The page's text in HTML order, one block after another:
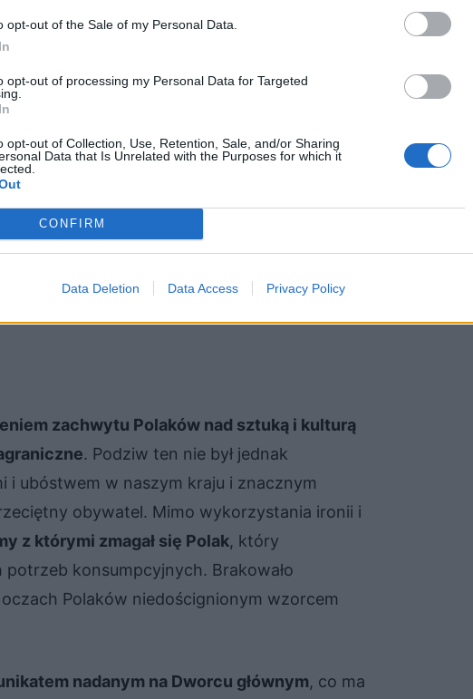
opt-out of the Sale of my Personal Data.
opt-out of processing my Personal Data for Targeted
opt-out of Collection, Use, Retention, Sale, and/or Sharing
Data that Is Unrelated with the Purposes for which it
CONFIRM
Data Deletion Data Access Privacy Policy
zaczęli otwierać się na zagranicznych
wprowadzony do mowy
Różewicza.
zachwytu Polaków nad sztuką i kulturą
. Podziw ten nie był jednak
i ubóstwem w naszym kraju i znacznym
obywatel. Mimo wykorzystania ironii i
z którymi zmagał się Polak, który
konsumpcyjnych. Brakowało
Polaków niedoścignionym wzorcem
nadanym na Dworcu głównym, co ma